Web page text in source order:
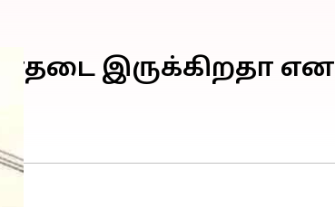
இருக்கிறதா என